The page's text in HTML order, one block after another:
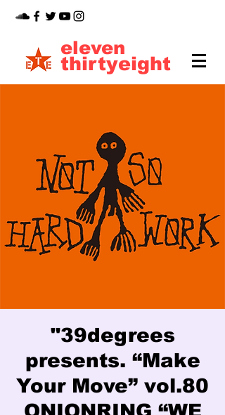
thirtyeight
eleven
"39degrees
presents. “Make
Your Move” vol.80